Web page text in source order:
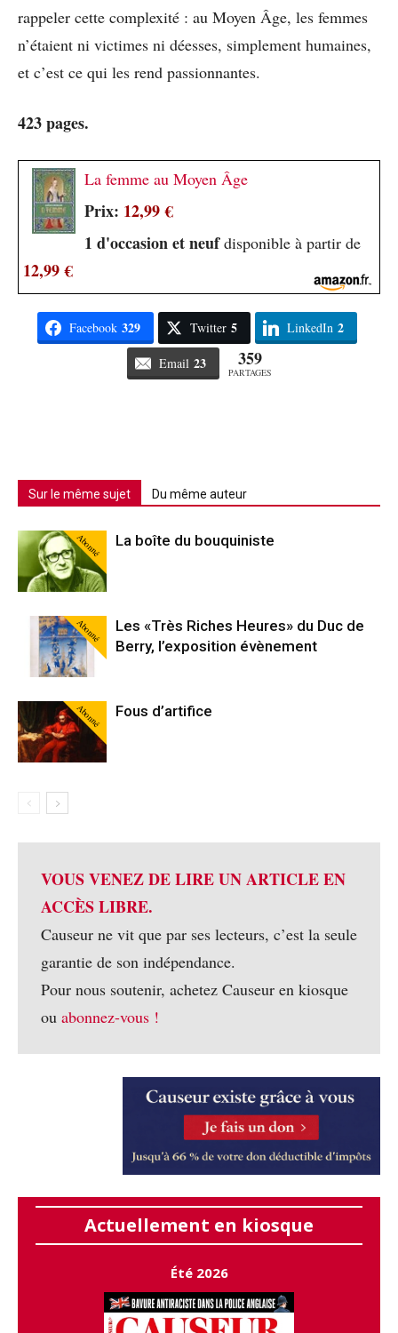
rappeler cette complexité : au Moyen Âge, les femmes
n’étaient ni victimes ni déesses, simplement humaines,
et c’est ce qui les rend passionnantes.
423 pages.
La femme au Moyen Âge
Prix: 12,99 €
1 d'occasion et neufdisponible à partir de
12,99 €
Facebook 329 Twitter 5 LinkedIn 2
Email 23 359
PARTAGES
Sur le même sujet Du même auteur
Abonné La boîte du bouquiniste
Abonné
Les «Très Riches Heures» du Duc de
Berry, l’exposition évènement
Abonné Fous d’artifice
VOUS VENEZ DE LIRE UN ARTICLE EN
ACCÈS LIBRE.
Causeur ne vit que par ses lecteurs, c’est la seule
garantie de son indépendance.
Pour nous soutenir, achetez Causeur en kiosque
ou abonnez-vous !
Actuellement en kiosque
Été 2026